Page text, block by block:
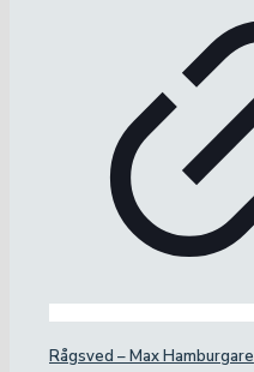
Rågsved – Max Hamburgare